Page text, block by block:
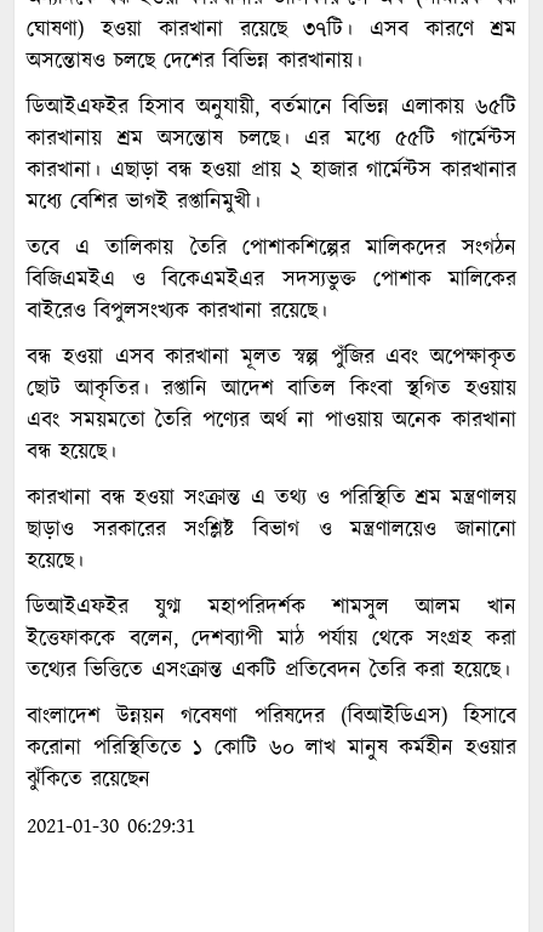
ঘোষণা) হওয়া কারখানা রয়েছে ৩৭টি। এসব কারণে শ্রম
অসন্তোষও চলছে দেশের বিভিন্ন কারখানায়।
ডিআইএফইর হিসাব অনুযায়ী, বর্তমানে বিভিন্ন এলাকায় ৬৫টি
কারখানায় শ্রম অসন্তোষ চলছে। এর মধ্যে ৫৫টি গার্মেন্টস
কারখানা। এছাড়া বন্ধ হওয়া প্রায় ২ হাজার গার্মেন্টস কারখানার
মধ্যে বেশির ভাগই রপ্তানিমুখী।
তবে এ তালিকায় তৈরি পোশাকশিল্পের মালিকদের সংগঠন
বিজিএমইএ ও বিকেএমইএর সদস্যভুক্ত পোশাক মালিকের
বাইরেও বিপুলসংখ্যক কারখানা রয়েছে।
বন্ধ হওয়া এসব কারখানা মূলত স্বল্প পুঁজির এবং অপেক্ষাকৃত
ছোট আকৃতির। রপ্তানি আদেশ বাতিল কিংবা স্থগিত হওয়ায়
এবং সময়মতো তৈরি পণ্যের অর্থ না পাওয়ায় অনেক কারখানা
বন্ধ হয়েছে।
কারখানা বন্ধ হওয়া সংক্রান্ত এ তথ্য ও পরিস্থিতি শ্রম মন্ত্রণালয়
ছাড়াও সরকারের সংশ্লিষ্ট বিভাগ ও মন্ত্রণালয়েও জানানো
হয়েছে।
ডিআইএফইর যুগ্ম মহাপরিদর্শক শামসুল আলম খান
ইত্তেফাককে বলেন, দেশব্যাপী মাঠ পর্যায় থেকে সংগ্রহ করা
তথ্যের ভিত্তিতে এসংক্রান্ত একটি প্রতিবেদন তৈরি করা হয়েছে।
বাংলাদেশ উন্নয়ন গবেষণা পরিষদের (বিআইডিএস) হিসাবে
করোনা পরিস্থিতিতে ১ কোটি ৬০ লাখ মানুষ কর্মহীন হওয়ার
ঝুঁকিতে রয়েছেন
2021-01-30 06:29:31